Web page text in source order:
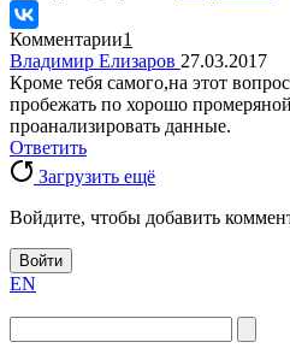
Комментарии1
Владимир Елизаров 27.03.2017
Кроме тебя самого,на этот
пробежать по хорошо
проанализировать данные.
Ответить
Загрузить ещё
Войдите, чтобы добавить
Войти
EN